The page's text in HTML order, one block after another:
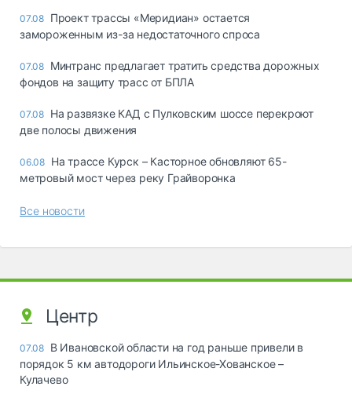
07.08 Проект трассы «Меридиан» остается
замороженным из-за недостаточного спроса
07.08 Минтранс предлагает тратить средства дорожных
фондов на защиту трасс от БПЛА
07.08 На развязке КАД с Пулковским шоссе перекроют
две полосы движения
06.08 На трассе Курск – Касторное обновляют 65-
метровый мост через реку Грайворонка
Все новости
Центр
07.08 В Ивановской области на год раньше привели в
порядок 5 км автодороги Ильинское-Хованское –
Кулачево